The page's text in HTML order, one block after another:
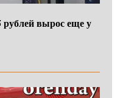
рублей вырос еще у